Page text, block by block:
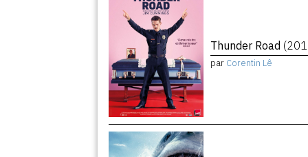
Thunder Road
par Corentin Lê